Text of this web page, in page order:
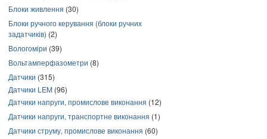
Блоки живлення (30)
Блоки ручного керування (блоки ручних
задатчиків) (2)
Вологоміри (39)
Вольтамперфазометри (8)
Датчики (315)
Датчики LEM (96)
Датчики напруги, промислове виконання (12)
Датчики напруги, транспортне виконання (1)
Датчики струму, промислове виконання (60)